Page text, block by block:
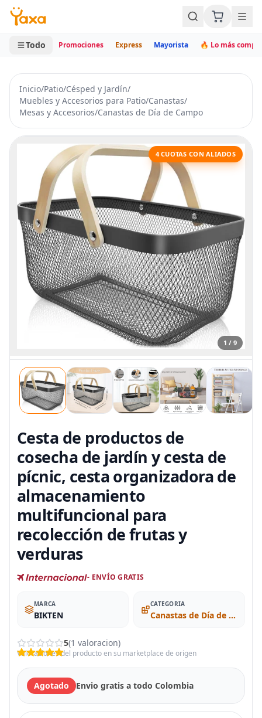
MINI CARRITO
0 productos
Todo Promociones Express Mayorista 🔥 Lo más
Inicio/Patio/Césped y Jardín/
Muebles y Accesorios para Patio/Canastas/
Mesas y Accesorios/Canastas de Día de Campo
1 / 9
4 CUOTAS CON ALIADOS
Cesta de productos de
cosecha de jardín y cesta de
pícnic, cesta organizadora de
almacenamiento
multifuncional para
recolección de frutas y
verduras
- ENVÍO GRATIS
MARCA
BIKTEN
CATEGORIA
Canastas de Día de Campo
5(1 valoracion)
Valoraciones del producto en su marketplace de origen
Agotado Envio gratis a todo Colombia